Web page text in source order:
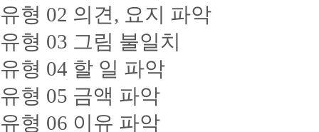
유형 02 의견, 요지 파악
유형 03 그림 불일치
유형 04 할 일 파악
유형 05 금액 파악
유형 06 이유 파악